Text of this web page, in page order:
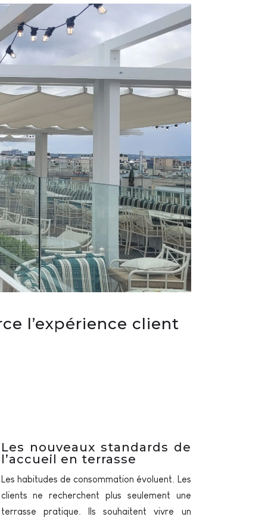
l’expérience client
Les nouveaux standards de
l’accueil en terrasse
Les habitudes de consommation évoluent. Les
clients ne recherchent plus seulement une
terrasse pratique. Ils souhaitent vivre un